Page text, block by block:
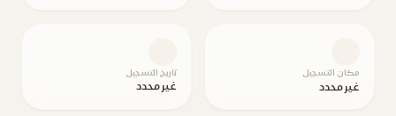
مكان التسجيل
غير محدد
تاريخ التسجيل
غير محدد